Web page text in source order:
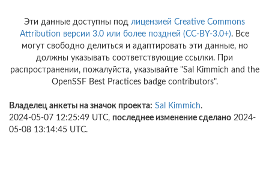
Эти данные доступны под лицензией Creative Commons
Attribution версии 3.0 или более поздней (CC-BY-3.0+). Все
могут свободно делиться и адаптировать эти данные, но
должны указывать соответствующие ссылки. При
распространении, пожалуйста, указывайте "Sal Kimmich and the
OpenSSF Best Practices badge contributors".
Владелец анкеты на значок проекта: Sal Kimmich.
2024-05-07 12:25:49 UTC, последнее изменение сделано 2024-
05-08 13:14:45 UTC.